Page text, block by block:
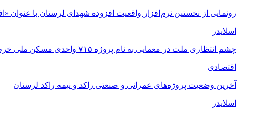
رونمایی از نخستین نرم‌افزار واقعیت افزوده شهدای لرستان با عنوان
اسلایدر
چشم انتظاری ملت در معمایی به نام پروژه ۷۱۵ واحدی مسکن ملی خرم آباد
اقتصادی
آخرین وضعیت پروژه‌های عمرانی و صنعتی راکد و نیمه راکد لرستان
اسلایدر